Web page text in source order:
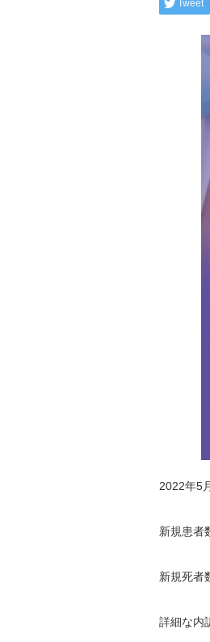
Tweet
2022年5
新規患者
新規死者
詳細な内